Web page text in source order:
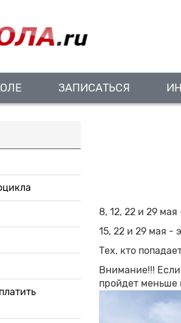
ЗАПИСАТЬСЯ
8, 12, 22 и 29
15, 22 и 29 мая -
Тех, кто
Внимание!!!
пройдет меньше